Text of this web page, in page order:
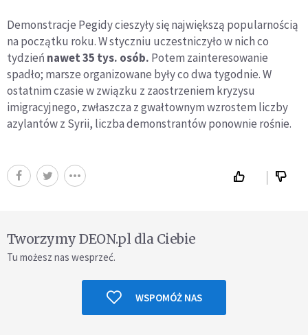
Demonstracje Pegidy cieszyły się największą popularnością
na początku roku. W styczniu uczestniczyło w nich co
tydzień nawet 35 tys. osób. Potem zainteresowanie
spadło; marsze organizowane były co dwa tygodnie. W
ostatnim czasie w związku z zaostrzeniem kryzysu
imigracyjnego, zwłaszcza z gwałtownym wzrostem liczby
azylantów z Syrii, liczba demonstrantów ponownie rośnie.
Tworzymy DEON.pl dla Ciebie
Tu możesz nas wesprzeć.
WSPOMÓŻ NAS